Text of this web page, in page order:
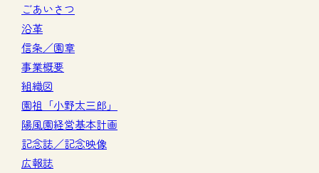
ごあいさつ
沿革
信条／園章
事業概要
組織図
園祖「小野太三郎」
陽風園経営基本計画
記念誌／記念映像
広報誌